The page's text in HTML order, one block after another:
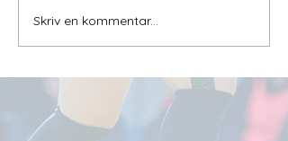
Skriv en kommentar...